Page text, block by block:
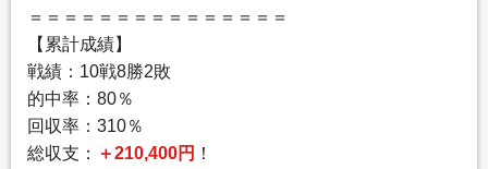
＝＝＝＝＝＝＝＝＝＝＝＝＝＝＝
【累計成績】
戦績：10戦8勝2敗
的中率：80％
回収率：310％
総収支：
＋210,400円 ！